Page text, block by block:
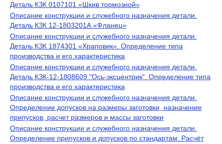
Деталь КЗК 0107101 «Шкив тормозной»
Описание конструкции и служебного назначения детали.
Деталь КЗК 12-1803201А «Фланец»
Описание конструкции и служебного назначения детали.
Деталь КЗК 1874301 «Храповик». Определение типа
производства и его характеристика
Описание конструкции и служебного назначения детали.
Деталь КЗК-12-1808609 "Ось-эксцентрик". Определение типа
производства и его характеристика
Описание конструкции и служебного назначения детали.
Определение допусков на размеры заготовки, назначение
припусков, расчет размеров и массы заготовки
Описание конструкции и служебного назначения детали.
Определение припусков и допусков по стандартам. Расчёт